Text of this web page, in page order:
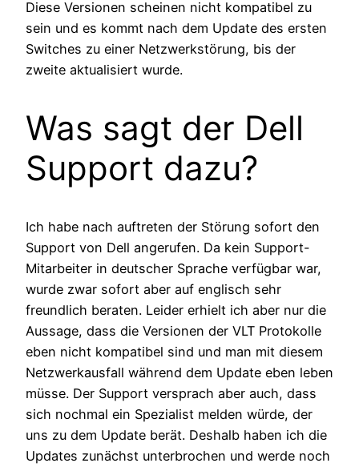
Diese Versionen scheinen nicht kompatibel zu
sein und es kommt nach dem Update des ersten
Switches zu einer Netzwerkstörung, bis der
zweite aktualisiert wurde.
Was sagt der Dell
Support dazu?
Ich habe nach auftreten der Störung sofort den
Support von Dell angerufen. Da kein Support-
Mitarbeiter in deutscher Sprache verfügbar war,
wurde zwar sofort aber auf englisch sehr
freundlich beraten. Leider erhielt ich aber nur die
Aussage, dass die Versionen der VLT Protokolle
eben nicht kompatibel sind und man mit diesem
Netzwerkausfall während dem Update eben leben
müsse. Der Support versprach aber auch, dass
sich nochmal ein Spezialist melden würde, der
uns zu dem Update berät. Deshalb haben ich die
Updates zunächst unterbrochen und werde noch